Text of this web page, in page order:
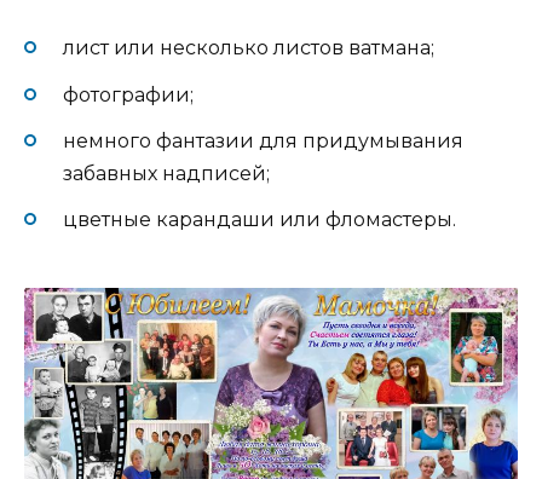
лист или несколько листов ватмана;
фотографии;
немного фантазии для придумывания
забавных надписей;
цветные карандаши или фломастеры.